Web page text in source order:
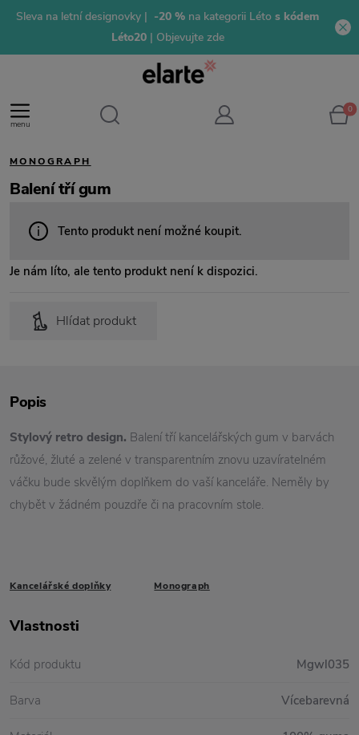
Sleva na letní designovky | -20 % na kategorii Léto s kódem
Léto20 | Objevujte zde
menu
0
MONOGRAPH
Balení tří gum
Tento produkt není možné koupit.
Je nám líto, ale tento produkt není k dispozici.
Hlídat produkt
Popis
Stylový retro design. Balení tří kancelářských gum v barvách
růžové, žluté a zelené v transparentním znovu uzavíratelném
váčku bude skvělým doplňkem do vaší kanceláře. Neměly by
chybět v žádném pouzdře či na pracovním stole.
Kancelářské doplňky Monograph
Vlastnosti
Kód produktu Mgwl035
Barva Vícebarevná